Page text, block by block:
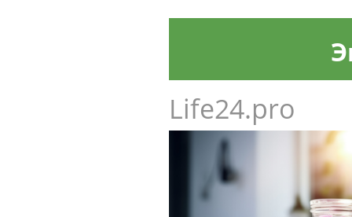
Life24.pro